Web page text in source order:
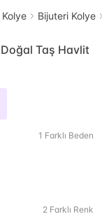
Kolye Bijuteri Kolye
Taş Havlit
1 Farklı Beden
2 Farklı Renk